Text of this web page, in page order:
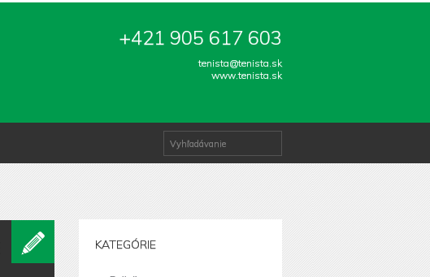
+421 905 617 603
tenista@tenista.sk
www.tenista.sk
KATEGÓRIE